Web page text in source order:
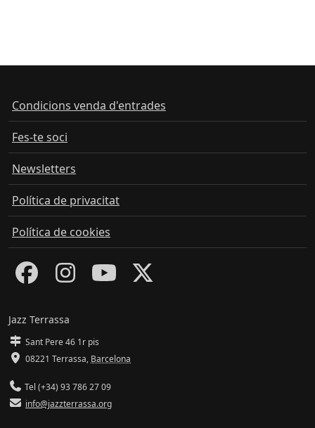
Condicions venda d'entrades
Fes-te soci
Newsletters
Política de privacitat
Política de cookies
Jazz Terrassa
Sant Pere 46 1r pis
08221 Terrassa, Barcelona
Tel (+34) 93 786 27 09
info@jazzterrassa.org